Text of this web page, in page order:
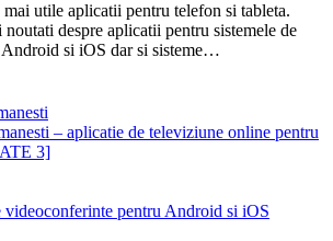
mai utile aplicatii pentru telefon si tableta.
noutati despre aplicatii pentru sistemele de
Android si iOS dar si sisteme…
– aplicatie de televiziune online pentru
3]
videoconferinte pentru Android si iOS